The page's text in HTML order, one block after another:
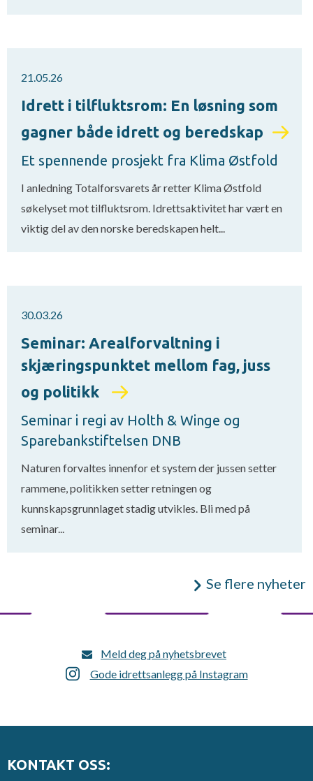
21.05.26
Idrett i tilfluktsrom: En løsning som
gagner både idrett og beredskap
Et spennende prosjekt fra Klima Østfold
I anledning Totalforsvarets år retter Klima Østfold
søkelyset mot tilfluktsrom. Idrettsaktivitet har vært en
viktig del av den norske beredskapen helt...
30.03.26
Seminar: Arealforvaltning i
skjæringspunktet mellom fag, juss
og politikk
Seminar i regi av Holth & Winge og
Sparebankstiftelsen DNB
Naturen forvaltes innenfor et system der jussen setter
rammene, politikken setter retningen og
kunnskapsgrunnlaget stadig utvikles. Bli med på
seminar...
Se flere nyheter
Meld deg på nyhetsbrevet
Gode idrettsanlegg på Instagram
KONTAKT OSS: